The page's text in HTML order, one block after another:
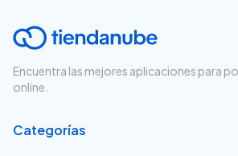
Encuentra las mejores aplicaciones para
online.
Categorías